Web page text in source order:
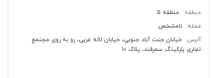
منطقه:
منطقه 5
محله: نامشخص
آدرس: خیابان جنت آباد جنوبی، خیابان لاله غربی، رو به روی مجتمع
تجاری پارکینگ سمرقند، پلاک 10